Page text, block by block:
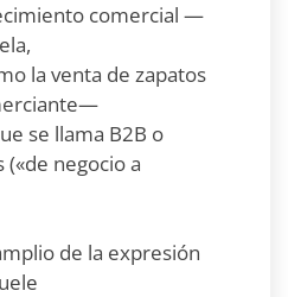
comercial —
la venta de zapatos
se llama B2B o
(«de negocio a
de la expresión